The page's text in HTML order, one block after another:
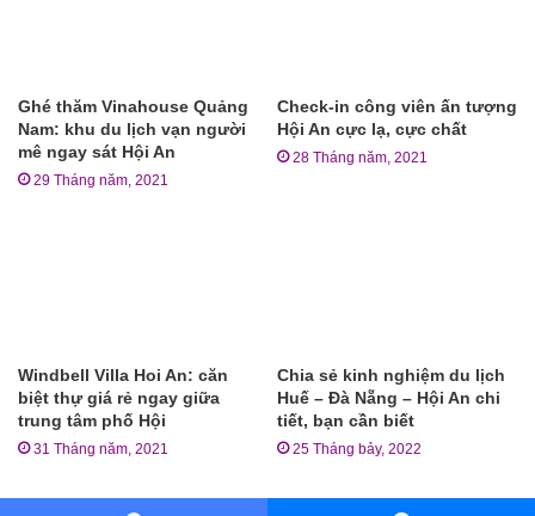
Ghé thăm Vinahouse Quảng
Nam: khu du lịch vạn người
mê ngay sát Hội An
29 Tháng năm, 2021
Check-in công viên ấn tượng
Hội An cực lạ, cực chất
28 Tháng năm, 2021
Windbell Villa Hoi An: căn
biệt thự giá rẻ ngay giữa
trung tâm phố Hội
31 Tháng năm, 2021
Chia sẻ kinh nghiệm du lịch
Huế – Đà Nẵng – Hội An chi
tiết, bạn cần biết
25 Tháng bảy, 2022